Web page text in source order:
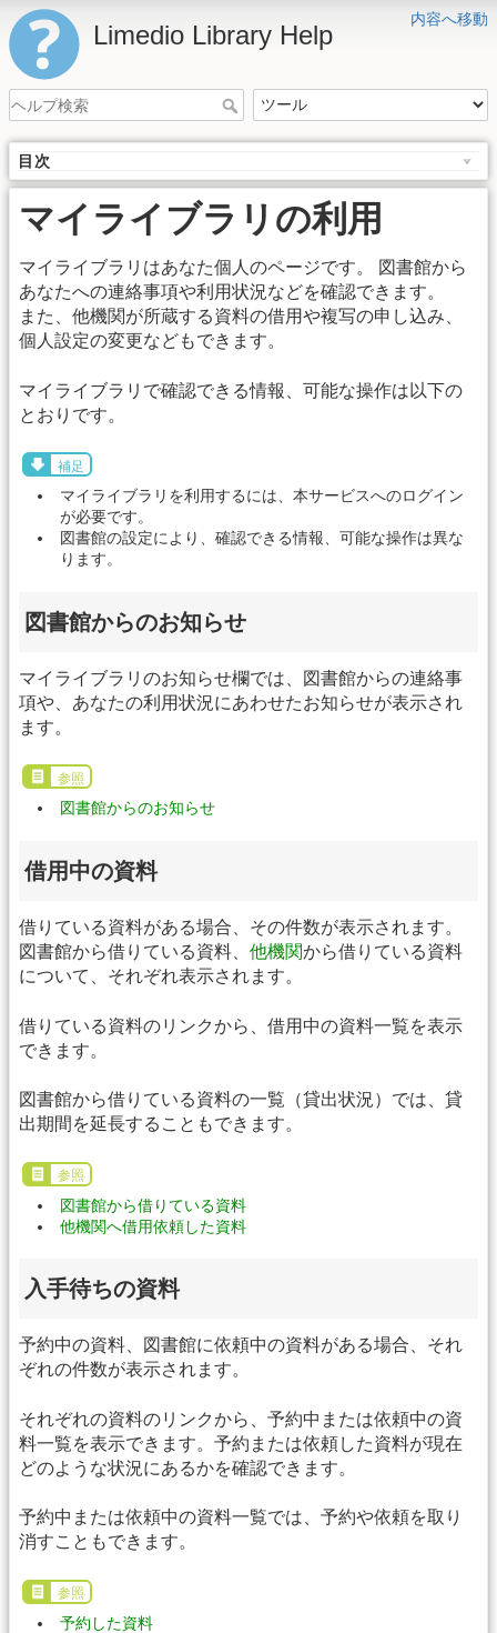
内容へ移動
Limedio Library Help
目次
マイライブラリの利用
マイライブラリはあなた個人のページです。 図書館から
あなたへの連絡事項や利用状況などを確認できます。
また、他機関が所蔵する資料の借用や複写の申し込み、
個人設定の変更などもできます。
マイライブラリで確認できる情報、可能な操作は以下の
とおりです。
補足
マイライブラリを利用するには、本サービスへのログイン
が必要です。
図書館の設定により、確認できる情報、可能な操作は異な
ります。
図書館からのお知らせ
マイライブラリのお知らせ欄では、図書館からの連絡事
項や、あなたの利用状況にあわせたお知らせが表示され
ます。
参照
図書館からのお知らせ
借用中の資料
借りている資料がある場合、その件数が表示されます。
図書館から借りている資料、 他機関から借りている資料
について、それぞれ表示されます。
借りている資料のリンクから、借用中の資料一覧を表示
できます。
図書館から借りている資料の一覧（貸出状況）では、貸
出期間を延長することもできます。
参照
図書館から借りている資料
他機関へ借用依頼した資料
入手待ちの資料
予約中の資料、図書館に依頼中の資料がある場合、それ
ぞれの件数が表示されます。
それぞれの資料のリンクから、予約中または依頼中の資
料一覧を表示できます。予約または依頼した資料が現在
どのような状況にあるかを確認できます。
予約中または依頼中の資料一覧では、予約や依頼を取り
消すこともできます。
参照
予約した資料